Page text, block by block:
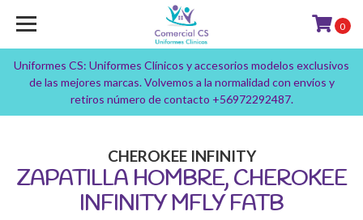
Uniformes CS: Uniformes Clínicos y accesorios modelos exclusivos
de las mejores marcas. Volvemos a la normalidad con envíos y
retiros número de contacto +56972292487.
0
CHEROKEE INFINITY
ZAPATILLA HOMBRE, CHEROKEE
INFINITY MFLY FATB